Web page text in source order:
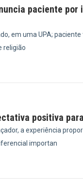
paciente por
em uma UPA;
religião
positiva
a experiência
importan